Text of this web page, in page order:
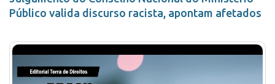
Público valida discurso racista, apontam afetados